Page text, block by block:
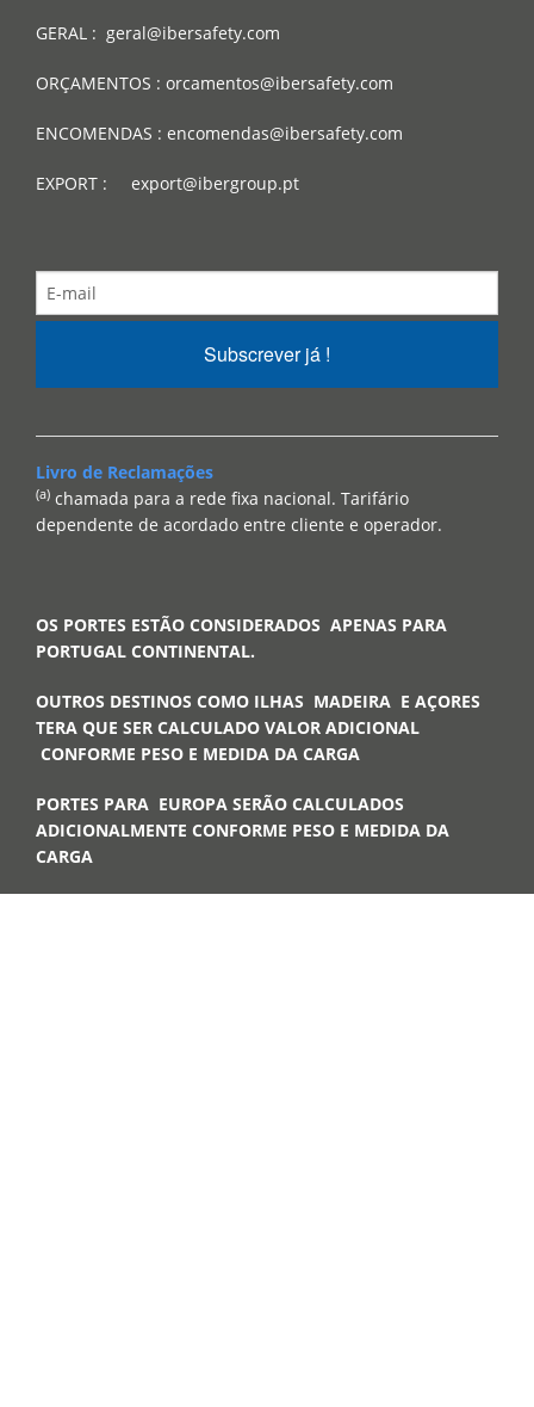
GERAL : geral@ibersafety.com
ORÇAMENTOS : orcamentos@ibersafety.com
ENCOMENDAS : encomendas@ibersafety.com
EXPORT : export@ibergroup.pt
Subscrever já !
Livro de Reclamações
(a) chamada para a rede fixa nacional. Tarifário
dependente de acordado entre cliente e operador.
OS PORTES ESTÃO CONSIDERADOS APENAS PARA
PORTUGAL CONTINENTAL.
OUTROS DESTINOS COMO ILHAS MADEIRA E AÇORES
TERA QUE SER CALCULADO VALOR ADICIONAL
CONFORME PESO E MEDIDA DA CARGA
PORTES PARA EUROPA SERÃO CALCULADOS
ADICIONALMENTE CONFORME PESO E MEDIDA DA
CARGA